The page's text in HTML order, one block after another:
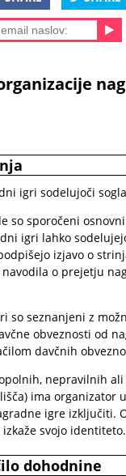
igri sodelujoči
so sporočeni
igri lahko
izjavo o
o prejetju
so seznanjeni z
obveznosti od
davčnih
nepravilnih
ima organizator
igre izključiti.
svojo identiteto.
dohodnine